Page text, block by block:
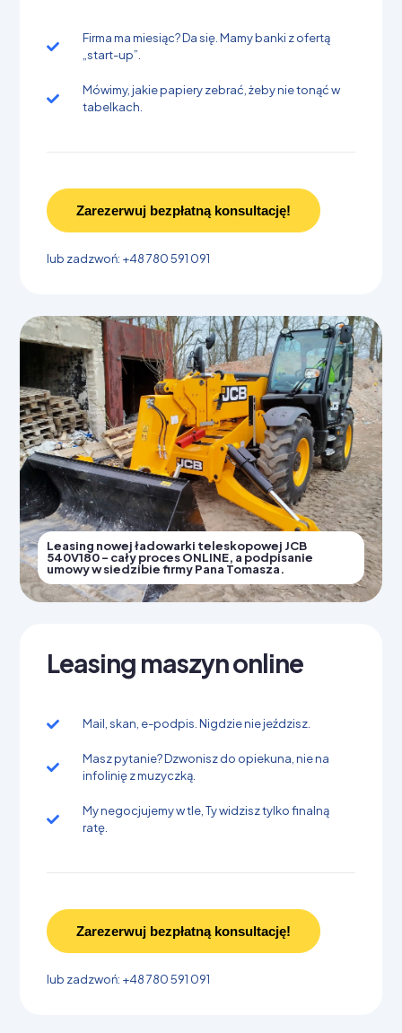
Firma ma miesiąc? Da się. Mamy banki z ofertą
„start-up”.
Mówimy, jakie papiery zebrać, żeby nie tonąć w
tabelkach.
Zarezerwuj bezpłatną konsultację!
lub zadzwoń: +48 780 591 091
Leasing nowej ładowarki teleskopowej JCB
540V180 - cały proces ONLINE, a podpisanie
umowy w siedzibie firmy Pana Tomasza.
Leasing maszyn online
Mail, skan, e-podpis. Nigdzie nie jeździsz.
Masz pytanie? Dzwonisz do opiekuna, nie na
infolinię z muzyczką.
My negocjujemy w tle, Ty widzisz tylko finalną
ratę.
Zarezerwuj bezpłatną konsultację!
lub zadzwoń: +48 780 591 091